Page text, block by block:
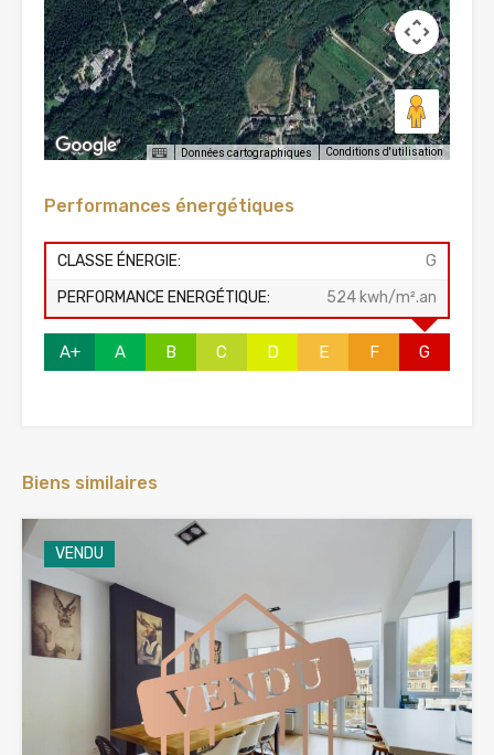
Données cartographiques Conditions d'utilisation
Performances énergétiques
CLASSE ÉNERGIE:
G
PERFORMANCE ENERGÉTIQUE:
524 kwh/m².an
A+ A B C D E F G
Biens similaires
VENDU